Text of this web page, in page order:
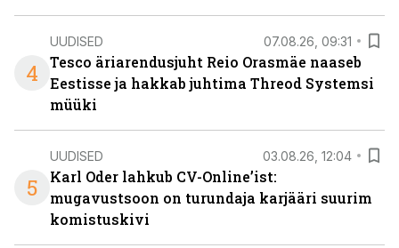
4
UUDISED 07.08.26, 09:31
Tesco äriarendusjuht Reio Orasmäe naaseb
Eestisse ja hakkab juhtima Threod Systemsi
müüki
5
UUDISED 03.08.26, 12:04
Karl Oder lahkub CV-Online’ist:
mugavustsoon on turundaja karjääri suurim
komistuskivi